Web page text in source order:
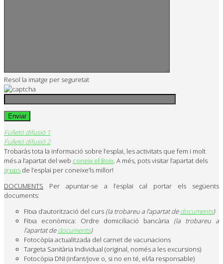
Resol la imatge per seguretat
Fulletó difusió 1
Fulletó difusió 2
Trobaràs tota la informació sobre l’esplai, les activitats que fem i molt
més a l’apartat del web coneix el Boix. A més, pots visitar l’apartat dels
grups de l’esplai per coneixe’ls millor!
DOCUMENTS Per apuntar-se a l’esplai cal portar els següents
documents:
Fitxa d’autorització del curs (la trobareu a l’apartat dedocuments)
Fitxa econòmica: Ordre domiciliació bancària (la trobareu a
l’apartat dedocuments)
Fotocòpia actualitzada del carnet de vacunacions
Targeta Sanitària Individual (original, només a les excursions)
Fotocòpia DNI (infant/jove o, si no en té, el/la responsable)